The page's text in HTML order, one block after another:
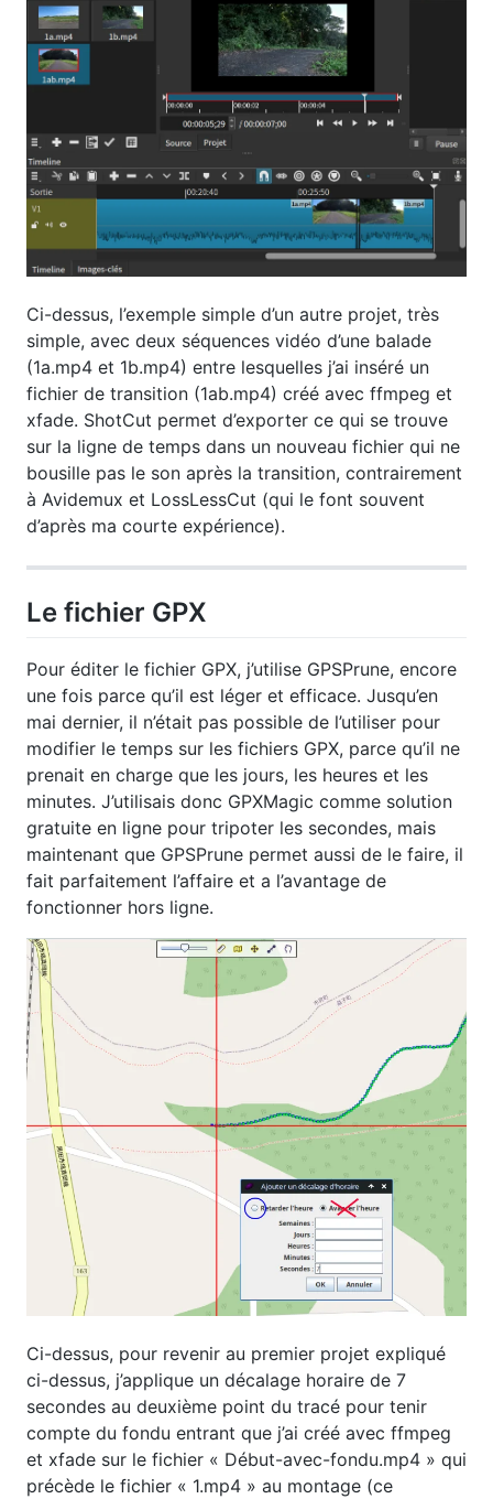
Ci-dessus, l’exemple simple d’un autre projet, très
simple, avec deux séquences vidéo d’une balade
(1a.mp4 et 1b.mp4) entre lesquelles j’ai inséré un
fichier de transition (1ab.mp4) créé avec ffmpeg et
xfade. ShotCut permet d’exporter ce qui se trouve
sur la ligne de temps dans un nouveau fichier qui ne
bousille pas le son après la transition, contrairement
à Avidemux et LossLessCut (qui le font souvent
d’après ma courte expérience).
Le fichier GPX
Pour éditer le fichier GPX, j’utilise GPSPrune, encore
une fois parce qu’il est léger et efficace. Jusqu’en
mai dernier, il n’était pas possible de l’utiliser pour
modifier le temps sur les fichiers GPX, parce qu’il ne
prenait en charge que les jours, les heures et les
minutes. J’utilisais donc GPXMagic comme solution
gratuite en ligne pour tripoter les secondes, mais
maintenant que GPSPrune permet aussi de le faire, il
fait parfaitement l’affaire et a l’avantage de
fonctionner hors ligne.
Ci-dessus, pour revenir au premier projet expliqué
ci-dessus, j’applique un décalage horaire de 7
secondes au deuxième point du tracé pour tenir
compte du fondu entrant que j’ai créé avec ffmpeg
et xfade sur le fichier « Début-avec-fondu.mp4 » qui
précède le fichier « 1.mp4 » au montage (ce